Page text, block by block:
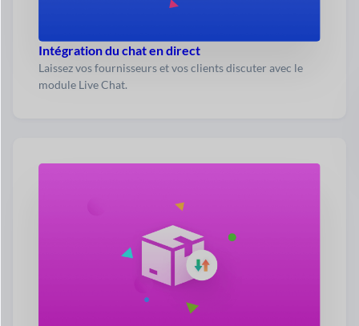
Intégration du chat en direct
Laissez vos fournisseurs et vos clients discuter avec le
module Live Chat.